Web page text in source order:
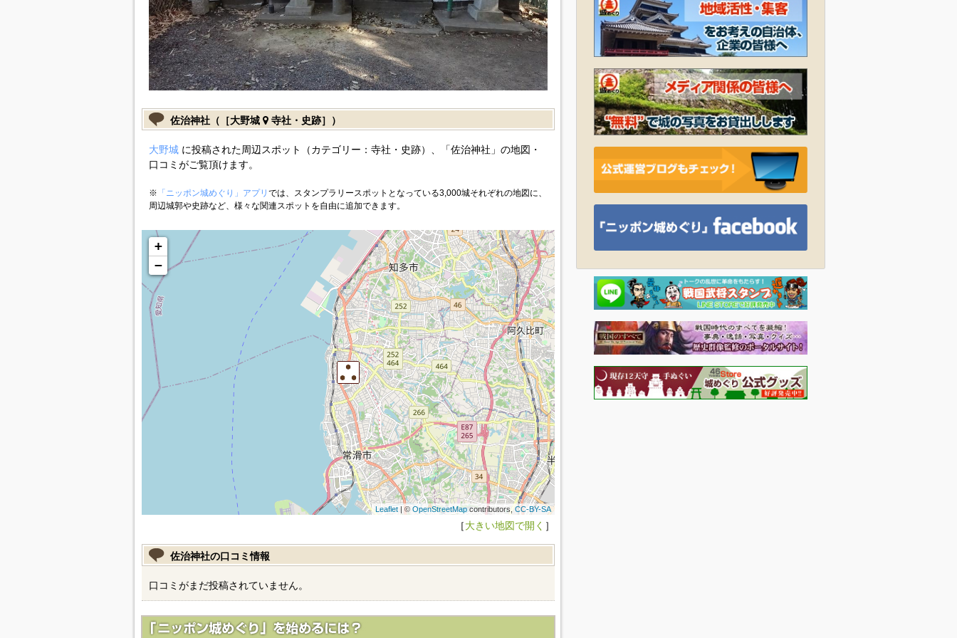
佐治神社（［大野城 寺社・史跡］）
大野城に投稿された周辺スポット（カテゴリー：寺社・史跡）、「佐治神社」の地図・
口コミがご覧頂けます。
※ 「ニッポン城めぐり」アプリ では、スタンプラリースポットとなっている3,000城それぞれの地図に、
周辺城郭や史跡など、様々な関連スポットを自由に追加できます。
+
−
Leaflet| © OpenStreetMapcontributors, CC-BY-SA
［大きい地図で開く ］
佐治神社の口コミ情報
口コミがまだ投稿されていません。